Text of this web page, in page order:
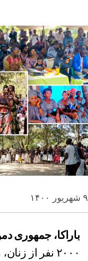
۹ شهریور ۱۴۰۰
باراکا، جمهوری
۲۰۰۰ نفر از